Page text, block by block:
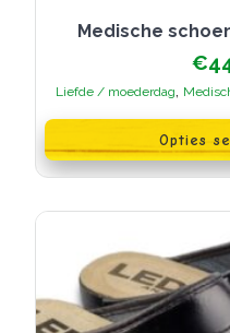
Medische
€
Liefde / moederdag,
Opties
product
heeft
meerdere
variaties.
optie
gekozen
worden
de
productpagina